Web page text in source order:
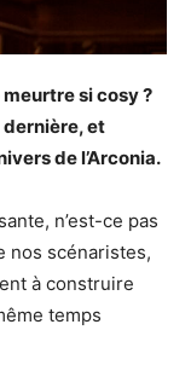
si cosy ?
dernière, et
de l’Arconia.
n’est-ce pas
nos scénaristes,
à construire
temps